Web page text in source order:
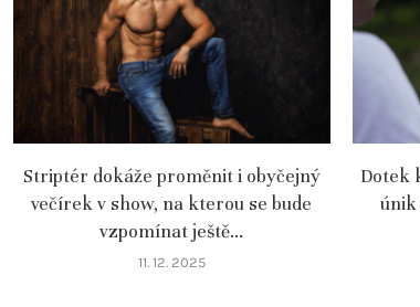
Striptér dokáže proměnit i obyčejný
večírek v show, na kterou se bude
vzpomínat ještě...
11. 12. 2025
Dotek
únik